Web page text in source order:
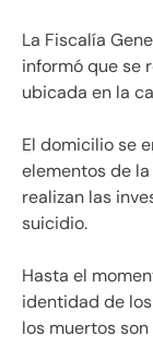
La Fiscalía
informó que se
ubicada en la
El domicilio se
elementos de
realizan las
suicidio.
Hasta el
identidad de
los muertos